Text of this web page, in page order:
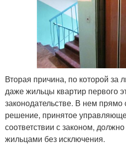
Вторая причина, по которой за
даже жильцы квартир первого
законодательстве. В нем прямо
решение, принятое
соответствии с законом,
жильцами без исключения.